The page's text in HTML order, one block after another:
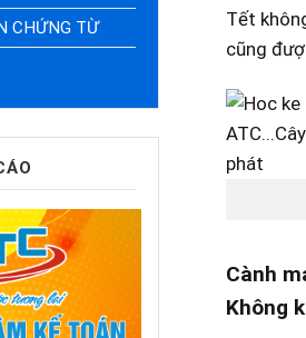
CHỨNG TỪ
Tết
cũng
Cành
Không